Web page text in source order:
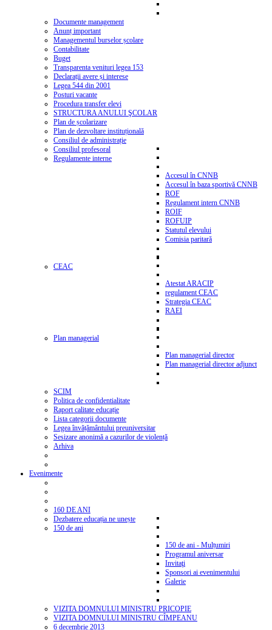
Documente management
Anunț important
Managementul burselor școlare
Contabilitate
Buget
Transparenta venituri legea 153
Declarații avere și interese
Legea 544 din 2001
Posturi vacante
Procedura transfer elevi
STRUCTURA ANULUI ŞCOLAR
Plan de școlarizare
Plan de dezvoltare instituțională
Consiliul de administrație
Consiliul profesoral
Regulamente interne
Accesul în CNNB
Accesul în baza sportivă CNNB
ROF
Regulament intern CNNB
ROIF
ROFUIP
Statutul elevului
Comisia paritară
CEAC
Atestat ARACIP
regulament CEAC
Strategia CEAC
RAEI
Plan managerial
Plan managerial director
Plan managerial director adjunct
SCIM
Politica de confidentialitate
Raport calitate educație
Lista categorii documente
Legea învățământului preuniversitar
Sesizare anonimă a cazurilor de violență
Arhiva
Evenimente
160 DE ANI
Dezbatere educația ne unește
150 de ani
150 de ani - Mulțumiri
Programul aniversar
Invitaţi
Sponsori ai evenimentului
Galerie
VIZITA DOMNULUI MINISTRU PRICOPIE
VIZITA DOMNULUI MINISTRU CÎMPEANU
6 decembrie 2013